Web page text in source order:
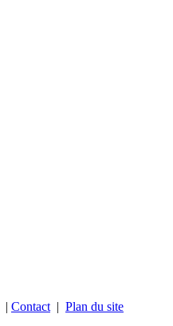
| Contact| Plan du site